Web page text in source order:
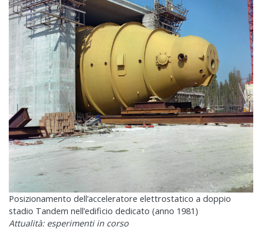
Posizionamento dell’acceleratore elettrostatico a doppio
stadio Tandem nell’edificio dedicato (anno 1981)
Attualità: esperimenti in corso